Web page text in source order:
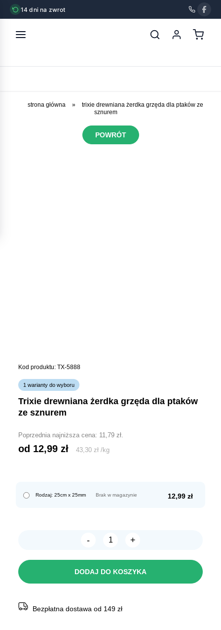
14 dni na zwrot
strona główna »
trixie drewniana żerdka grzęda dla ptaków ze
sznurem
POWRÓT
Kod produktu: TX-5888
1 warianty do wyboru
trixie drewniana żerdka grzęda dla ptaków
ze sznurem
Poprzednia najniższa cena: 11,79zł.
od 12,99zł 43,30zł /kg
Rodzaj: 25cm x 25mm 12,99 zł
Brak w magazynie
-
ilość
grzęda
+
DODAJ DO KOSZYKA
Bezpłatna dostawa od 149 zł